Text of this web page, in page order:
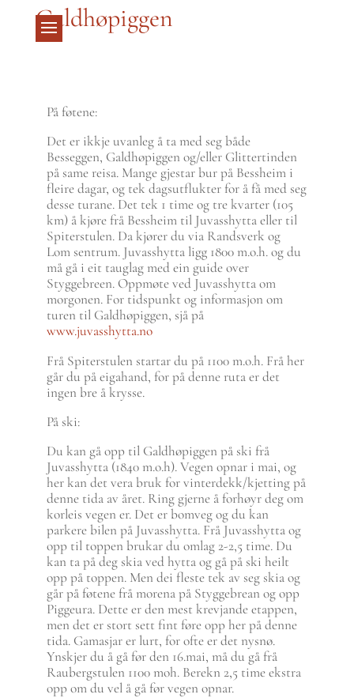
Galdhøpiggen
På føtene:
Det er ikkje uvanleg å ta med seg både
Besseggen, Galdhøpiggen og/eller Glittertinden
på same reisa. Mange gjestar bur på Bessheim i
fleire dagar, og tek dagsutflukter for å få med seg
desse turane. Det tek 1 time og tre kvarter (105
km) å kjøre frå Bessheim til Juvasshytta eller til
Spiterstulen. Da kjører du via Randsverk og
Lom sentrum. Juvasshytta ligg 1800 m.o.h. og du
må gå i eit tauglag med ein guide over
Styggebreen. Oppmøte ved Juvasshytta om
morgonen. For tidspunkt og informasjon om
turen til Galdhøpiggen, sjå på
www.juvasshytta.no
Frå Spiterstulen startar du på 1100 m.o.h. Frå her
går du på eigahand, for på denne ruta er det
ingen bre å krysse.
På ski:
Du kan gå opp til Galdhøpiggen på ski frå
Juvasshytta (1840 m.o.h). Vegen opnar i mai, og
her kan det vera bruk for vinterdekk/kjetting på
denne tida av året. Ring gjerne å forhøyr deg om
korleis vegen er. Det er bomveg og du kan
parkere bilen på Juvasshytta. Frå Juvasshytta og
opp til toppen brukar du omlag 2-2,5 time. Du
kan ta på deg skia ved hytta og gå på ski heilt
opp på toppen. Men dei fleste tek av seg skia og
går på føtene frå morena på Styggebrean og opp
Piggeura. Dette er den mest krevjande etappen,
men det er stort sett fint føre opp her på denne
tida. Gamasjar er lurt, for ofte er det nysnø.
Ynskjer du å gå før den 16.mai, må du gå frå
Raubergstulen 1100 moh. Berekn 2,5 time ekstra
opp om du vel å gå før vegen opnar.